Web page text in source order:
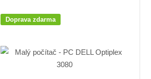
Doprava zdarma